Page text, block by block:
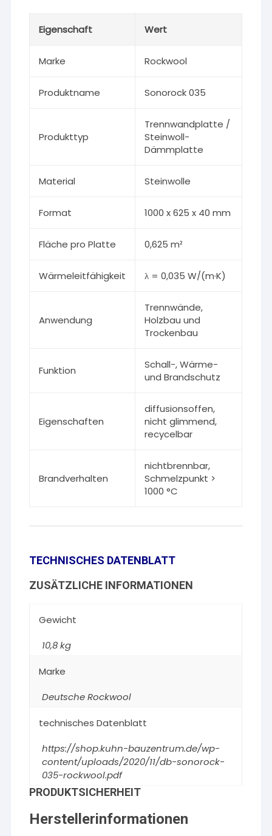
Eigenschaft Wert
Marke Rockwool
Produktname Sonorock 035
Produkttyp
Trennwandplatte /
Steinwoll-
Dämmplatte
Material Steinwolle
Format 1000 x 625 x 40 mm
Fläche pro Platte 0,625 m²
Wärmeleitfähigkeit λ = 0,035 W/(m·K)
Anwendung
Trennwände,
Holzbau und
Trockenbau
Funktion
Schall-, Wärme-
und Brandschutz
Eigenschaften
diffusionsoffen,
nicht glimmend,
recycelbar
Brandverhalten
nichtbrennbar,
Schmelzpunkt >
1000 °C
TECHNISCHES DATENBLATT
ZUSÄTZLICHE INFORMATIONEN
Gewicht
10,8 kg
Marke
Deutsche Rockwool
technisches Datenblatt
https://shop.kuhn-bauzentrum.de/wp-
content/uploads/2020/11/db-sonorock-
035-rockwool.pdf
PRODUKTSICHERHEIT
Herstellerinformationen